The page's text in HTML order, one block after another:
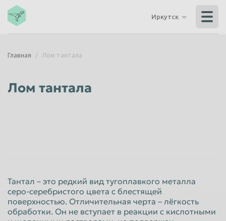
Владикавказ
Волгоград
Воронеж
Иваново
Киров Комсомольск-на-Амуре
Королёв Кострома
Красногорск Краснодар
Иркутск
Главная Лом тантала
Лом тантала
Тантал – это редкий вид тугоплавкого металла
серо-серебристого цвета с блестящей
поверхностью. Отличительная черта – лёгкость
обработки. Он не вступает в реакции с кислотными